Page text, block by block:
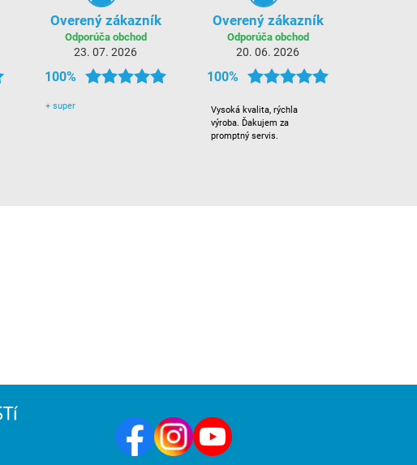
Overený zákazník
Odporúča obchod
23. 07. 2026
100%
+ super
Overený zákazník
Odporúča obchod
20. 06. 2026
100%
Vysoká kvalita, rýchla
výroba. Ďakujem za
promptný servis.